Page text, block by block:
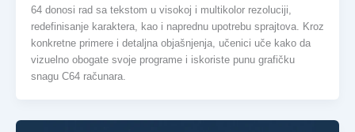
64 donosi rad sa tekstom u visokoj i multikolor rezoluciji,
redefinisanje karaktera, kao i naprednu upotrebu sprajtova. Kroz
konkretne primere i detaljna objašnjenja, učenici uče kako da
vizuelno obogate svoje programe i iskoriste punu grafičku
snagu C64 računara.